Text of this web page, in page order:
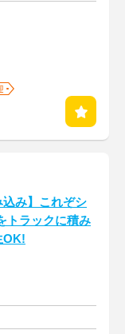
込み】これぞシ
トラックに積み
OK!